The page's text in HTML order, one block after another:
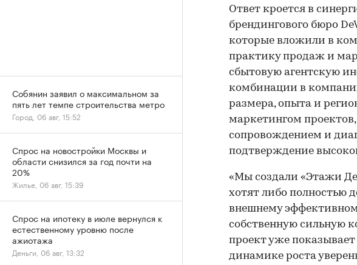
Ответ кроется в
брендингового бюро
которые вложили в
практику продаж и
сбытовую агентскую
комбинации в
размера, опыта и
маркетингом
сопровождением и
подтверждение
«Мы создали «Этажи
хотят либо полностью
внешнему
собственную сильную
проект уже
динамике роста
Собянин заявил о максимальном за
пять лет темпе строительства метро
Город, 06 авг, 15:52
Спрос на новостройки Москвы и
области снизился за год почти на
20%
Жилье, 06 авг, 15:39
Спрос на ипотеку в июле вернулся к
естественному уровню после
ажиотажа
Деньги, 06 авг, 13:32